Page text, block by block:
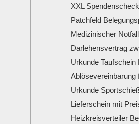
XXL
Patchfeld
Medizinischer
Darlehensvertrag
Urkunde Taufschein
Ablösevereinbarung
Urkunde
Lieferschein mit
Heizkreisverteiler